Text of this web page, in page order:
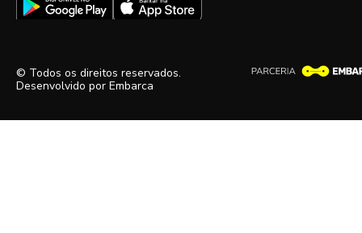
© Todos os direitos reservados.
Desenvolvido por Embarca